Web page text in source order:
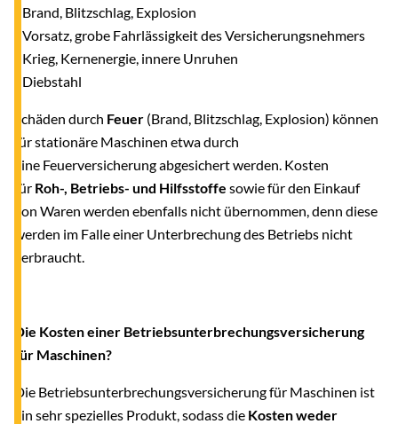
- Brand, Blitzschlag, Explosion
- Vorsatz, grobe Fahrlässigkeit des Versicherungsnehmers
- Krieg, Kernenergie, innere Unruhen
- Diebstahl
Schäden durch Feuer (Brand, Blitzschlag, Explosion) können
für stationäre Maschinen etwa durch
eine Feuerversicherung abgesichert werden. Kosten
für Roh-, Betriebs- und Hilfsstoffe sowie für den Einkauf
von Waren werden ebenfalls nicht übernommen, denn diese
werden im Falle einer Unterbrechung des Betriebs nicht
verbraucht.
Die Kosten einer Betriebsunterbrechungsversicherung
für Maschinen?
Die Betriebsunterbrechungsversicherung für Maschinen ist
ein sehr spezielles Produkt, sodass die Kosten weder